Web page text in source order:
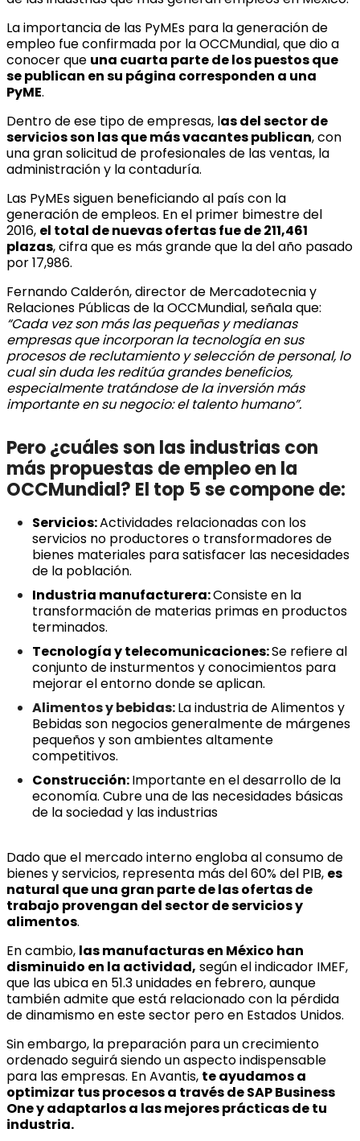
La importancia de las PyMEs para la generación de
empleo fue confirmada por la OCCMundial, que dio a
conocer que una cuarta parte de los puestos que
se publican en su página corresponden a una
PyME.
Dentro de ese tipo de empresas, las del sector de
servicios son las que más vacantes publican, con
una gran solicitud de profesionales de las ventas, la
administración y la contaduría.
Las PyMEs siguen beneficiando al país con la
generación de empleos. En el primer bimestre del
2016, el total de nuevas ofertas fue de 211,461
plazas, cifra que es más grande que la del año pasado
por 17,986.
Fernando Calderón, director de Mercadotecnia y
Relaciones Públicas de la OCCMundial, señala que:
“Cada vez son más las pequeñas y medianas
empresas que incorporan la tecnología en sus
procesos de reclutamiento y selección de personal, lo
cual sin duda les reditúa grandes beneficios,
especialmente tratándose de la inversión más
importante en su negocio: el talento humano”.
Pero ¿cuáles son las industrias con
más propuestas de empleo en la
OCCMundial? El top 5 se compone de:
Servicios:Actividades relacionadas con los
servicios no productores o transformadores de
bienes materiales para satisfacer las necesidades
de la población.
Industria manufacturera:Consiste en la
transformación de materias primas en productos
terminados.
Tecnología y telecomunicaciones:Se refiere al
conjunto de insturmentos y conocimientos para
mejorar el entorno donde se aplican.
Alimentos y bebidas:La industria de Alimentos y
Bebidas son negocios generalmente de márgenes
pequeños y son ambientes altamente
competitivos.
Construcción:Importante en el desarrollo de la
economía. Cubre una de las necesidades básicas
de la sociedad y las industrias
Dado que el mercado interno engloba al consumo de
bienes y servicios, representa más del 60% del PIB, es
natural que una gran parte de las ofertas de
trabajo provengan del sector de servicios y
alimentos.
En cambio, las manufacturas en México han
disminuido en la actividad, según el indicador IMEF,
que las ubica en 51.3 unidades en febrero, aunque
también admite que está relacionado con la pérdida
de dinamismo en este sector pero en Estados Unidos.
Sin embargo, la preparación para un crecimiento
ordenado seguirá siendo un aspecto indispensable
para las empresas. En Avantis, te ayudamos a
optimizar tus procesos a través de SAP Business
One y adaptarlos a las mejores prácticas de tu
industria.